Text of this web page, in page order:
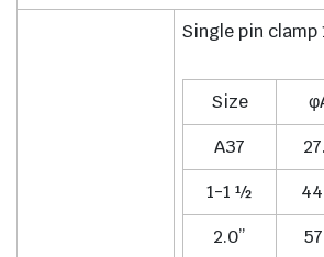
Single pin clamp
Size
A37
1-1 ½
2.0”